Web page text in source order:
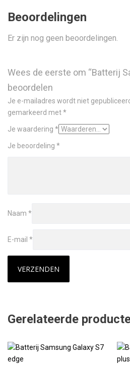
Beoordelingen
Er zijn nog geen beoordelingen.
Wees de eerste om “Batterij
beoordelen
Je e-mailadres wordt niet
gemarkeerd met*
Je waardering *
Je beoordeling *
Naam *
E-mail *
Gerelateerde